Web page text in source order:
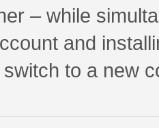
– while
and
to a new